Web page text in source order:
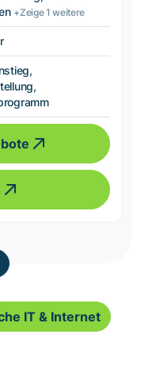
+Zeige 1 weitere
IT & Internet